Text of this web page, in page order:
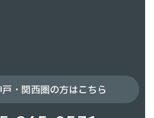
・関西圏の方はこちら